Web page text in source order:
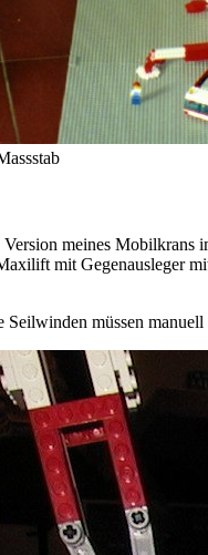
meines
mit Gegenausleger
müssen manuell